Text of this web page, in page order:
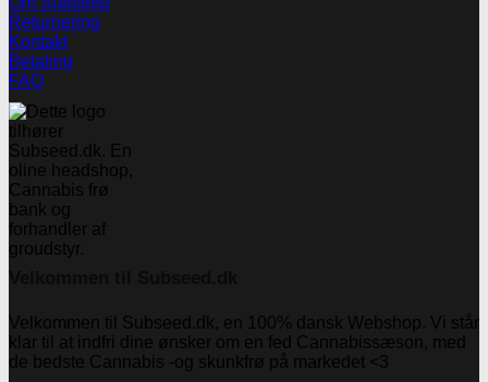
Returnering
Kontakt
Betaling
FAQ
Velkommen til Subseed.dk, en 100% dansk Webshop. Vi står
klar til at indfri dine ønsker om en fed Cannabissæson, med
de bedste Cannabis -og skunkfrø på markedet <3